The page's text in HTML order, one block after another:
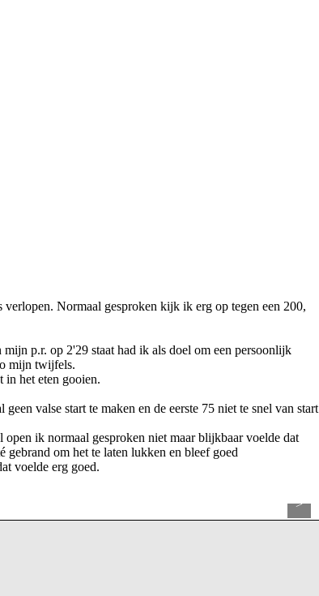
Normaal gesproken kijk ik erg op tegen een 200,
p.r. op 2'29 staat had ik als doel om een persoonlijk
mijn twijfels.
in het eten gooien.
valse start te maken en de eerste 75 niet te snel van start
ik normaal gesproken niet maar blijkbaar voelde dat
gebrand om het te laten lukken en bleef goed
voelde erg goed.
>